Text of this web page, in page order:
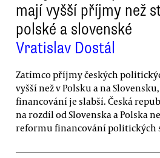
mají vyšší příjmy než
polské a slovenské
Vratislav Dostál
Zatímco příjmy českých
vyšší než v Polsku a na
financování je slabší. Česká
na rozdíl od Slovenska a Polska
reformu financování politických